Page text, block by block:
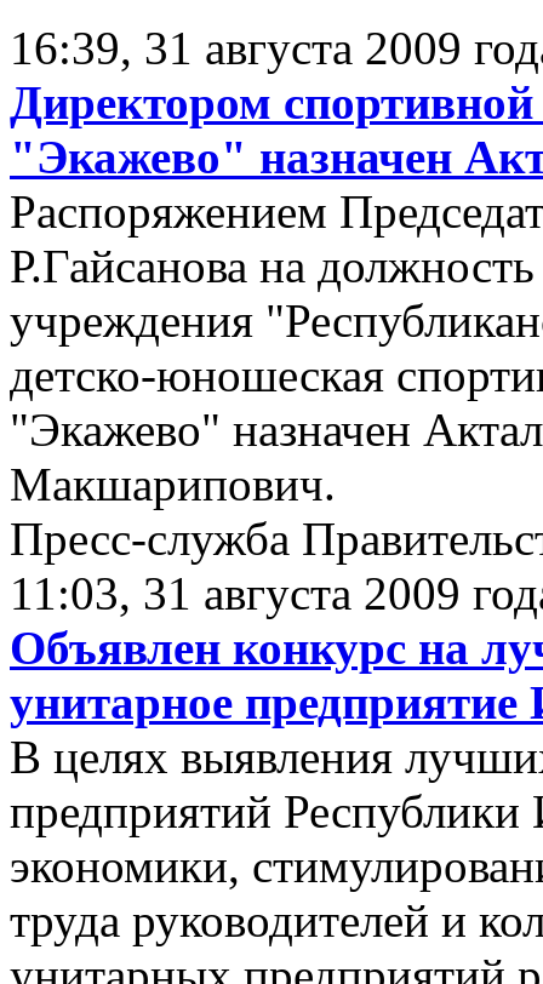
16:39, 31 августа 2009
Директором
"Экажево" назначен
Распоряжением
Р.Гайсанова на
учреждения
детско-юношеская
"Экажево" назначен
Макшарипович.
Пресс-служба
11:03, 31 августа 2009
Объявлен конкурс на
унитарное
В целях выявления
предприятий Республики
экономики,
труда руководителей и